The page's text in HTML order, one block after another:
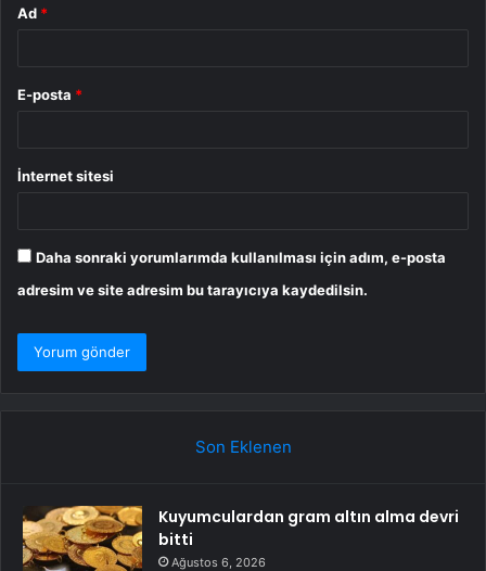
Ad *
E-posta *
İnternet sitesi
Daha sonraki yorumlarımda kullanılması için adım, e-posta
adresim ve site adresim bu tarayıcıya kaydedilsin.
Son Eklenen
Kuyumculardan gram altın alma devri
bitti
Ağustos 6, 2026